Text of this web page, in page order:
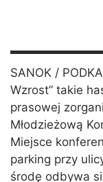
SANOK /
Wzrost” takie
prasowej
Młodzieżową
Miejsce
parking przy
środę odbywa